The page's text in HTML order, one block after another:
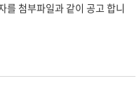
첨부파일과 같이 공고 합니